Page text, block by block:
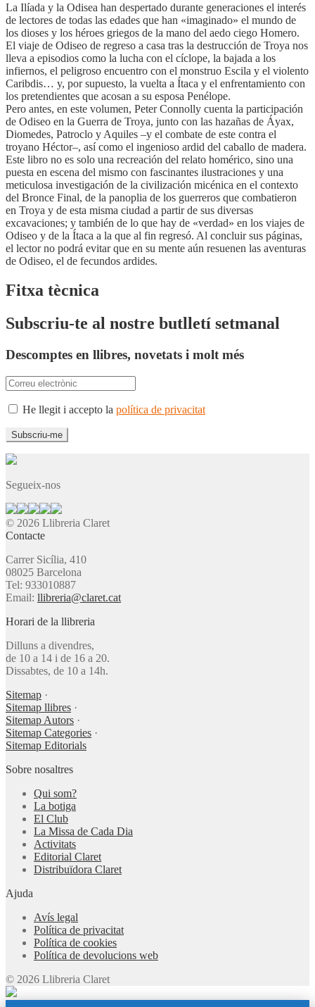
La Ilíada y la Odisea han despertado durante generaciones el interés
de lectores de todas las edades que han «imaginado» el mundo de
los dioses y los héroes griegos de la mano del aedo ciego Homero.
El viaje de Odiseo de regreso a casa tras la destrucción de Troya nos
lleva a episodios como la lucha con el cíclope, la bajada a los
infiernos, el peligroso encuentro con el monstruo Escila y el violento
Caribdis… y, por supuesto, la vuelta a Ítaca y el enfrentamiento con
los pretendientes que acosan a su esposa Penélope.
Pero antes, en este volumen, Peter Connolly cuenta la participación
de Odiseo en la Guerra de Troya, junto con las hazañas de Áyax,
Diomedes, Patroclo y Aquiles –y el combate de este contra el
troyano Héctor–, así como el ingenioso ardid del caballo de madera.
Este libro no es solo una recreación del relato homérico, sino una
puesta en escena del mismo con fascinantes ilustraciones y una
meticulosa investigación de la civilización micénica en el contexto
del Bronce Final, de la panoplia de los guerreros que combatieron
en Troya y de esta misma ciudad a partir de sus diversas
excavaciones; y también de lo que hay de «verdad» en los viajes de
Odiseo y de la Ítaca a la que al fin regresó. Al concluir sus páginas,
el lector no podrá evitar que en su mente aún resuenen las aventuras
de Odiseo, el de fecundos ardides.
Fitxa tècnica
Subscriu-te al nostre butlletí setmanal
Descomptes en llibres, novetats i molt més
He llegit i accepto la política de privacitat
Segueix-nos
© 2026 Llibreria Claret
Contacte
Carrer Sicília, 410
08025 Barcelona
Tel: 933010887
Email: llibreria@claret.cat
Horari de la llibreria
Dilluns a divendres,
de 10 a 14 i de 16 a 20.
Dissabtes, de 10 a 14h.
Sitemap ·
Sitemap llibres ·
Sitemap Autors ·
Sitemap Categories ·
Sitemap Editorials
Sobre nosaltres
Qui som?
La botiga
El Club
La Missa de Cada Dia
Activitats
Editorial Claret
Distribuïdora Claret
Ajuda
Avís legal
Política de privacitat
Política de cookies
Política de devolucions web
© 2026 Llibreria Claret